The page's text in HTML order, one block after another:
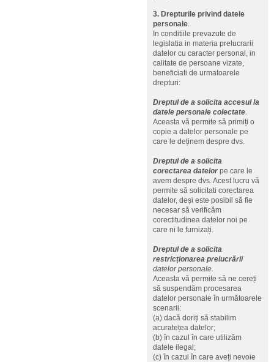
3. Drepturile privind datele
personale.
In conditiile prevazute de
legislatia in materia prelucrarii
datelor cu caracter personal, in
calitate de persoane vizate,
beneficiati de urmatoarele
drepturi:
Dreptul de a solicita accesul la
datele personale colectate.
Aceasta vă permite să primiți o
copie a datelor personale pe
care le deținem despre dvs.
Dreptul de a solicita
corectarea datelor pe care le
avem despre dvs. Acest lucru vă
permite să solicitati corectarea
datelor, deși este posibil să fie
necesar să verificăm
corectitudinea datelor noi pe
care ni le furnizați.
Dreptul de a solicita
restricționarea prelucrării
datelor personale.
Aceasta vă permite să ne cereți
să suspendăm procesarea
datelor personale în următoarele
scenarii:
(a) dacă doriți să stabilim
acuratețea datelor;
(b) în cazul în care utilizăm
datele ilegal;
(c) în cazul în care aveți nevoie